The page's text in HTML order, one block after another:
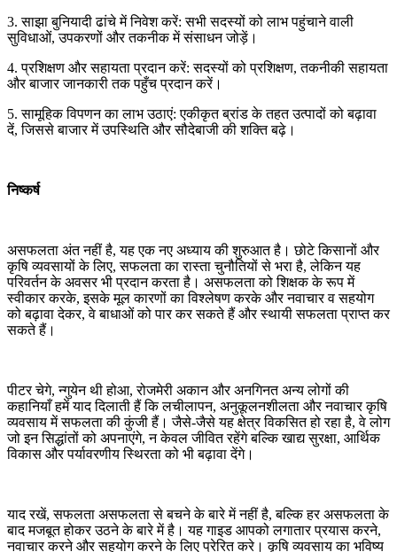
3. साझा बुनियादी ढांचे में निवेश करें: सभी सदस्यों को लाभ पहुंचाने वाली
सुविधाओं, उपकरणों और तकनीक में संसाधन जोड़ें।
4. प्रशिक्षण और सहायता प्रदान करें: सदस्यों को प्रशिक्षण, तकनीकी सहायता
और बाजार जानकारी तक पहुँच प्रदान करें।
5. सामूहिक विपणन का लाभ उठाएं: एकीकृत ब्रांड के तहत उत्पादों को बढ़ावा
दें, जिससे बाजार में उपस्थिति और सौदेबाजी की शक्ति बढ़े।
निष्कर्ष
असफलता अंत नहीं है, यह एक नए अध्याय की शुरुआत है। छोटे किसानों और
कृषि व्यवसायों के लिए, सफलता का रास्ता चुनौतियों से भरा है, लेकिन यह
परिवर्तन के अवसर भी प्रदान करता है। असफलता को शिक्षक के रूप में
स्वीकार करके, इसके मूल कारणों का विश्लेषण करके और नवाचार व सहयोग
को बढ़ावा देकर, वे बाधाओं को पार कर सकते हैं और स्थायी सफलता प्राप्त कर
सकते हैं।
पीटर चेगे, न्गुयेन थी होआ, रोजमेरी अकान और अनगिनत अन्य लोगों की
कहानियाँ हमें याद दिलाती हैं कि लचीलापन, अनुकूलनशीलता और नवाचार कृषि
व्यवसाय में सफलता की कुंजी हैं। जैसे-जैसे यह क्षेत्र विकसित हो रहा है, वे लोग
जो इन सिद्धांतों को अपनाएंगे, न केवल जीवित रहेंगे बल्कि खाद्य सुरक्षा, आर्थिक
विकास और पर्यावरणीय स्थिरता को भी बढ़ावा देंगे।
याद रखें, सफलता असफलता से बचने के बारे में नहीं है, बल्कि हर असफलता के
बाद मजबूत होकर उठने के बारे में है। यह गाइड आपको लगातार प्रयास करने,
नवाचार करने और सहयोग करने के लिए प्रेरित करे। कृषि व्यवसाय का भविष्य